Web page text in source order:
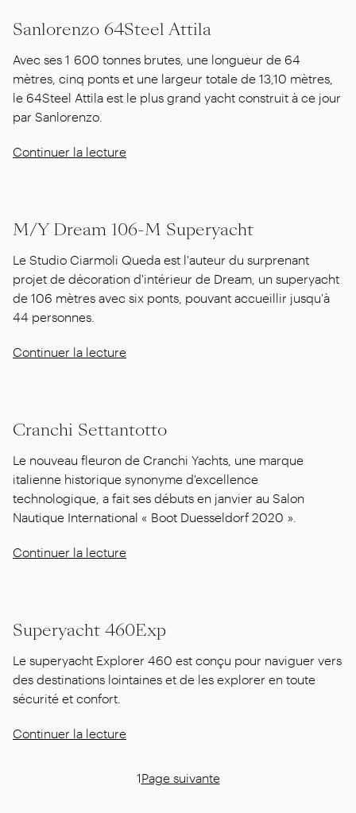
Sanlorenzo 64Steel Attila
Avec ses 1 600 tonnes brutes, une longueur de 64
mètres, cinq ponts et une largeur totale de 13,10 mètres,
le 64Steel Attila est le plus grand yacht construit à ce jour
par Sanlorenzo.
Continuer la lecture
M/Y Dream 106-M Superyacht
Le Studio Ciarmoli Queda est l'auteur du surprenant
projet de décoration d'intérieur de Dream, un superyacht
de 106 mètres avec six ponts, pouvant accueillir jusqu'à
44 personnes.
Continuer la lecture
Cranchi Settantotto
Le nouveau fleuron de Cranchi Yachts, une marque
italienne historique synonyme d'excellence
technologique, a fait ses débuts en janvier au Salon
Nautique International « Boot Duesseldorf 2020 ».
Continuer la lecture
Superyacht 460Exp
Le superyacht Explorer 460 est conçu pour naviguer vers
des destinations lointaines et de les explorer en toute
sécurité et confort.
Continuer la lecture
1Page suivante